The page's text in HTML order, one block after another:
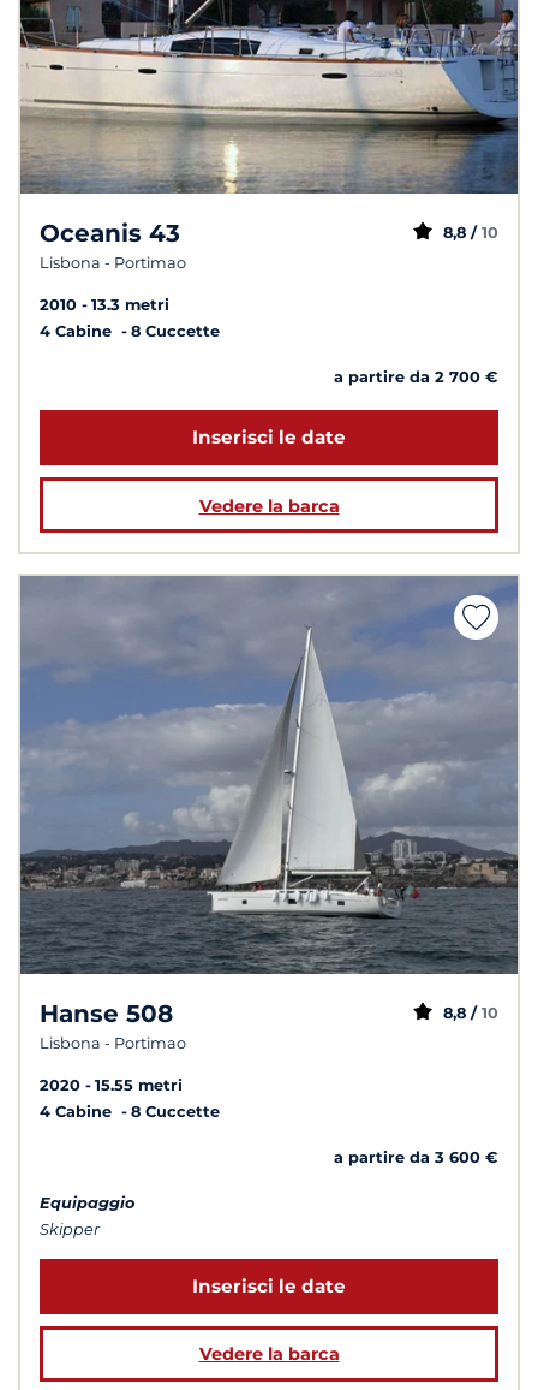
Oceanis 43
Lisbona - Portimao
8,8 / 10
2010
13.3 metri
4 Cabine
8 Cuccette
a partire da 2 700 €
Inserisci le date
Vedere la barca
Hanse 508
Lisbona - Portimao
8,8 / 10
2020
15.55 metri
4 Cabine
8 Cuccette
a partire da 3 600 €
Equipaggio
Skipper
Inserisci le date
Vedere la barca